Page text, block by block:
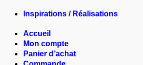
Inspirations / Réalisations
Accueil
Mon compte
Panier d’achat